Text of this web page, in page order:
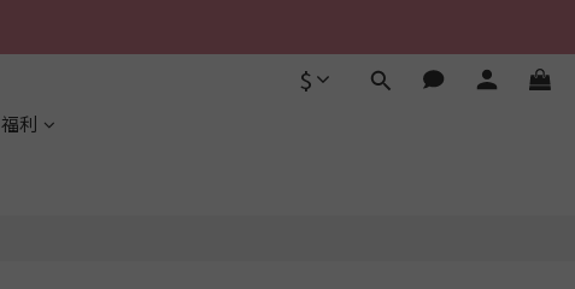
$
利
立即購買